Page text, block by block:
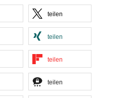
teilen
teilen
teilen
teilen